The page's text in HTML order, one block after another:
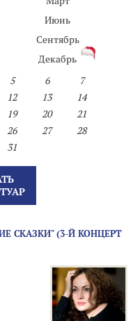
Июнь
Сентябрь
Декабрь
5 6
7
12 13
14
19 20
21
26 27
28
31
СКАЗКИ" (3-Й КОНЦЕРТ